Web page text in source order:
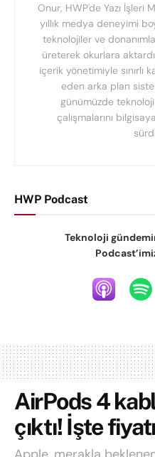
Onur, HWP'de Yazı İşleri
yıllık medya deneyimi
teknolojiler ve
üreterek okurlara
içerik yönetimiyle sınırlı
eden arka plan
günümüzde
çalışmalarını
HWP Podcast
Teknoloji
AirPods 4
çıktı! İşte